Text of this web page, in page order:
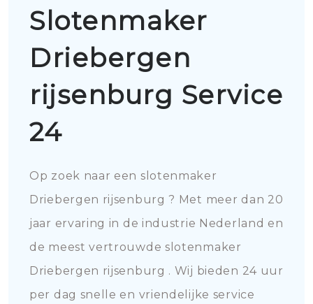
Slotenmaker
Driebergen
rijsenburg Service
24
Op zoek naar een slotenmaker
Driebergen rijsenburg ? Met meer dan 20
jaar ervaring in de industrie Nederland en
de meest vertrouwde slotenmaker
Driebergen rijsenburg . Wij bieden 24 uur
per dag snelle en vriendelijke service